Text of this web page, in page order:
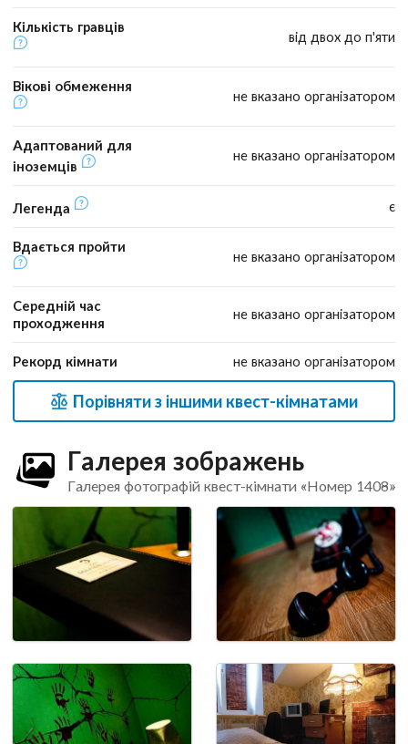
Кількість гравців
від двох до п'яти
Вікові обмеження
не вказано організатором
Адаптований для
іноземців
не вказано організатором
Легенда є
Вдається пройти
не вказано організатором
Середній час
проходження
не вказано організатором
Рекорд кімнати не вказано організатором
Порівняти з іншими квест-кімнатами
Галерея зображень
Галерея фотографій квест-кімнати «Номер 1408»